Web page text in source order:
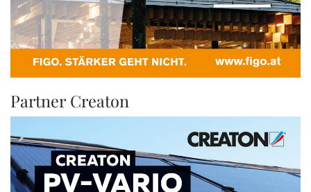
Partner Creaton